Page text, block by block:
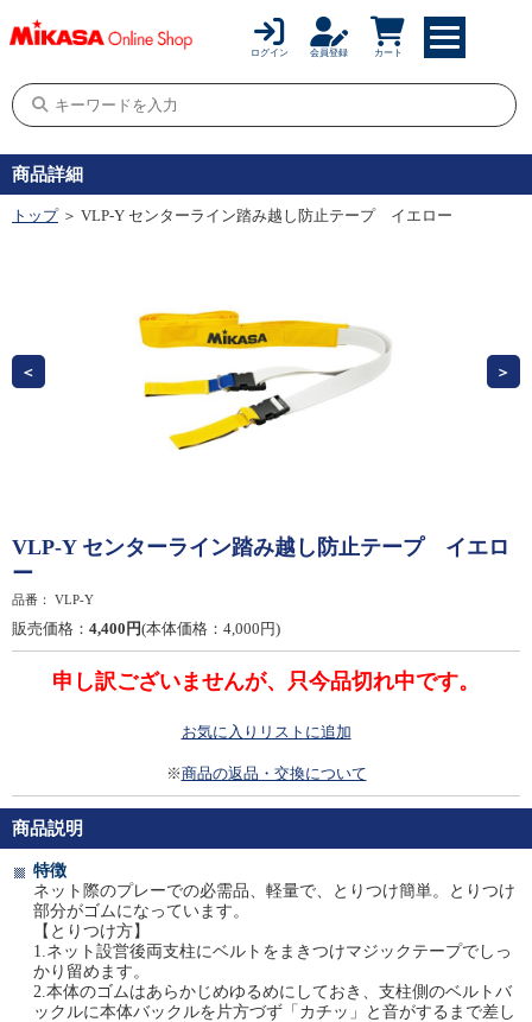
ログイン 会員登録 カート
商品詳細
トップ＞ VLP-Y センターライン踏み越し防止テープ イエロー
VLP-Y センターライン踏み越し防止テープ イエロ
ー
品番： VLP-Y
販売価格： 4,400円(本体価格：4,000円)
申し訳ございませんが、只今品切れ中です。
お気に入りリストに追加
※商品の返品・交換について
商品説明
特徴
ネット際のプレーでの必需品、軽量で、とりつけ簡単。とりつけ
部分がゴムになっています。
【とりつけ方】
1.ネット設営後両支柱にベルトをまきつけマジックテープでしっ
かり留めます。
2.本体のゴムはあらかじめゆるめにしておき、支柱側のベルトバ
ックルに本体バックルを片方づず「カチッ」と音がするまで差し